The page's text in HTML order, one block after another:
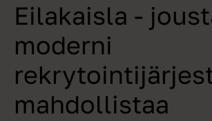
Eilakaisla -
moderni
mahdollistaa